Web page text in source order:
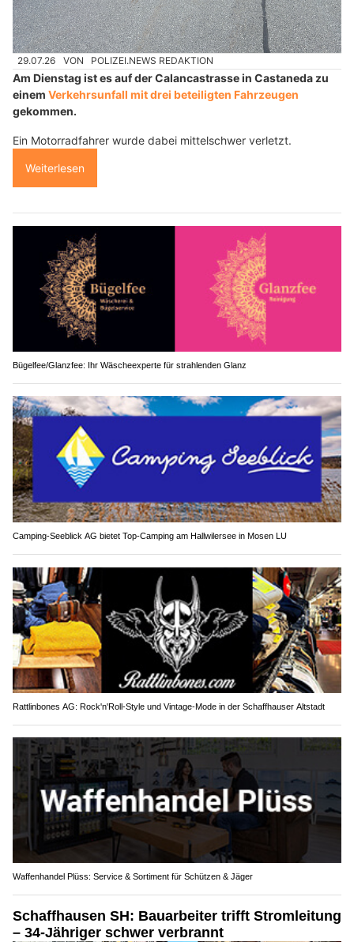
29.07.26 VON POLIZEI.NEWS REDAKTION
Am Dienstag ist es auf der Calancastrasse in Castaneda zu
einem Verkehrsunfall mit drei beteiligten Fahrzeugen
gekommen.
Ein Motorradfahrer wurde dabei mittelschwer verletzt.
Weiterlesen
Bügelfee/Glanzfee: Ihr Wäscheexperte für strahlenden Glanz
Camping-Seeblick AG bietet Top-Camping am Hallwilersee in Mosen LU
Rattlinbones AG: Rock'n'Roll-Style und Vintage-Mode in der Schaffhauser Altstadt
Waffenhandel Plüss: Service & Sortiment für Schützen & Jäger
Schaffhausen SH: Bauarbeiter trifft Stromleitung
– 34-Jähriger schwer verbrannt